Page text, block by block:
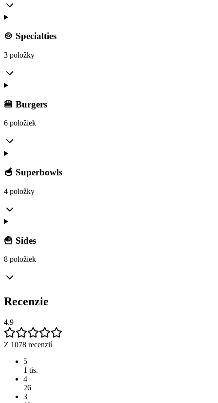
🍲 Specialties
3 položky
🍔 Burgers
6 položiek
🥣 Superbowls
4 položky
🍟 Sides
8 položiek
Recenzie
4.9
Z 1078 recenzií
5
1 tis.
4
26
3